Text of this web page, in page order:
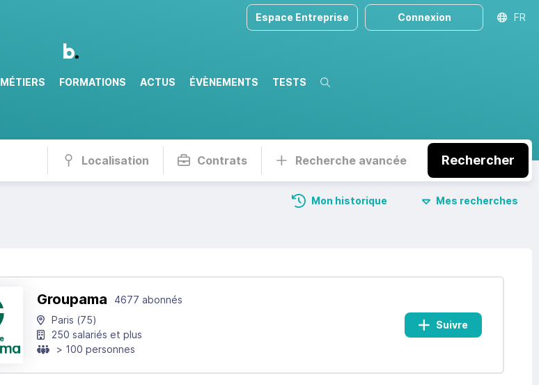
MÉTIERS FORMATIONS ACTUS ÉVÈNEMENTS TESTS Recherche
Espace Entreprise Connexion FR
Localisation Contrats Recherche avancée Rechercher
Mon historique Mes recherches
Groupama
4677 abonnés
Paris (75)
250 salariés et plus
> 100 personnes
Suivre